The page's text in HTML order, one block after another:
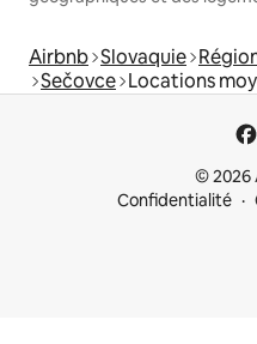
Airbnb Slovaquie
Sečovce Locations
© 2026
Confidentialité